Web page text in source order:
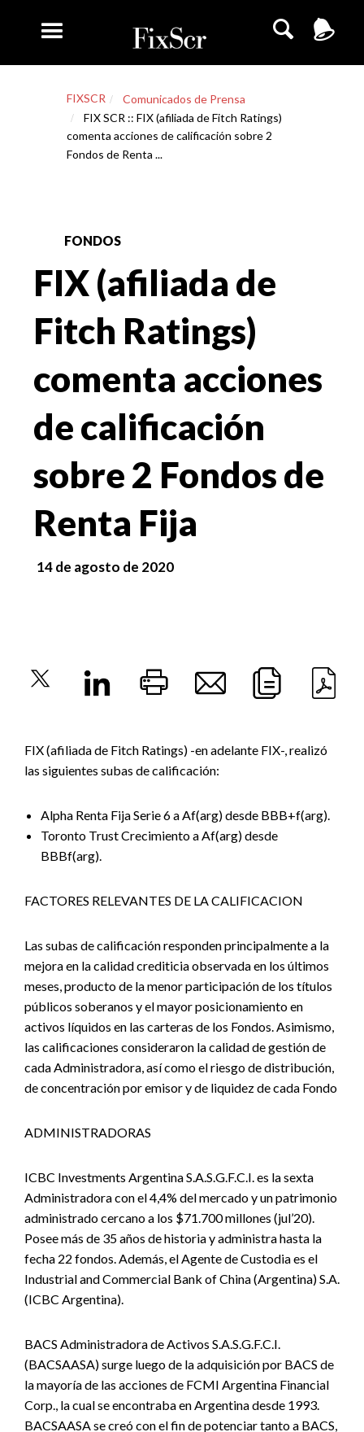
FIXSCR
Comunicados de Prensa
FIX SCR :: FIX (afiliada de Fitch Ratings)
comenta acciones de calificación sobre 2
Fondos de Renta ...
FONDOS
FIX (afiliada de
Fitch Ratings)
comenta acciones
de calificación
sobre 2 Fondos de
Renta Fija
14 de agosto de 2020
FIX (afiliada de Fitch Ratings) -en adelante FIX-, realizó
las siguientes subas de calificación:
Alpha Renta Fija Serie 6 a Af(arg) desde BBB+f(arg).
Toronto Trust Crecimiento a Af(arg) desde
BBBf(arg).
FACTORES RELEVANTES DE LA CALIFICACION
Las subas de calificación responden principalmente a la
mejora en la calidad crediticia observada en los últimos
meses, producto de la menor participación de los títulos
públicos soberanos y el mayor posicionamiento en
activos líquidos en las carteras de los Fondos. Asimismo,
las calificaciones consideraron la calidad de gestión de
cada Administradora, así como el riesgo de distribución,
de concentración por emisor y de liquidez de cada Fondo
ADMINISTRADORAS
ICBC Investments Argentina S.A.S.G.F.C.I. es la sexta
Administradora con el 4,4% del mercado y un patrimonio
administrado cercano a los $71.700 millones (jul’20).
Posee más de 35 años de historia y administra hasta la
fecha 22 fondos. Además, el Agente de Custodia es el
Industrial and Commercial Bank of China (Argentina) S.A.
(ICBC Argentina).
BACS Administradora de Activos S.A.S.G.F.C.I.
(BACSAASA) surge luego de la adquisición por BACS de
la mayoría de las acciones de FCMI Argentina Financial
Corp., la cual se encontraba en Argentina desde 1993.
BACSAASA se creó con el fin de potenciar tanto a BACS,